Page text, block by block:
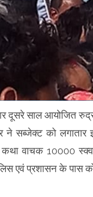
दूसरे साल आयोजित
सब्जेक्ट को लगातार
वाचक 10000
एवं प्रशासन के पास